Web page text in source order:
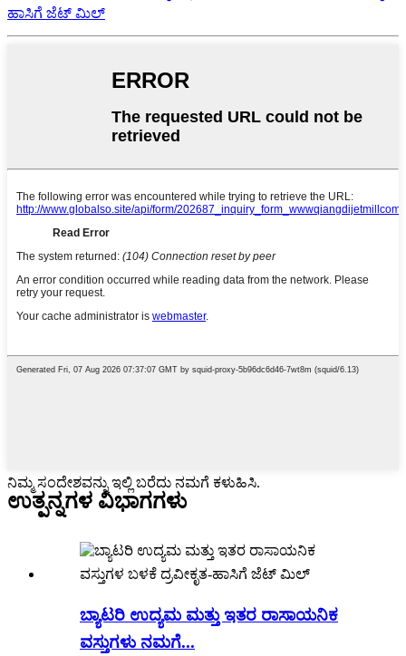
ಹಾಸಿಗೆ ಜೆಟ್ ಮಿಲ್
ನಿಮ್ಮ ಸಂದೇಶವನ್ನು ಇಲ್ಲಿ ಬರೆದು ನಮಗೆ ಕಳುಹಿಸಿ.
ಉತ್ಪನ್ನಗಳ ವಿಭಾಗಗಳು
ಬ್ಯಾಟರಿ ಉದ್ಯಮ ಮತ್ತು ಇತರ ರಾಸಾಯನಿಕ
ವಸ್ತುಗಳು ನಮಗೆ...